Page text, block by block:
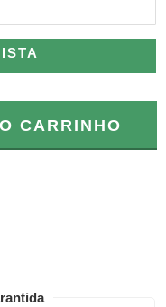
CARRINHO